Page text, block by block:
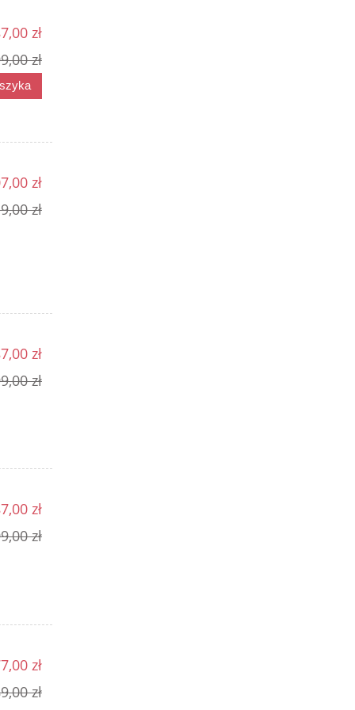
zł
zł
zł
zł
zł
zł
zł
zł
zł
zł